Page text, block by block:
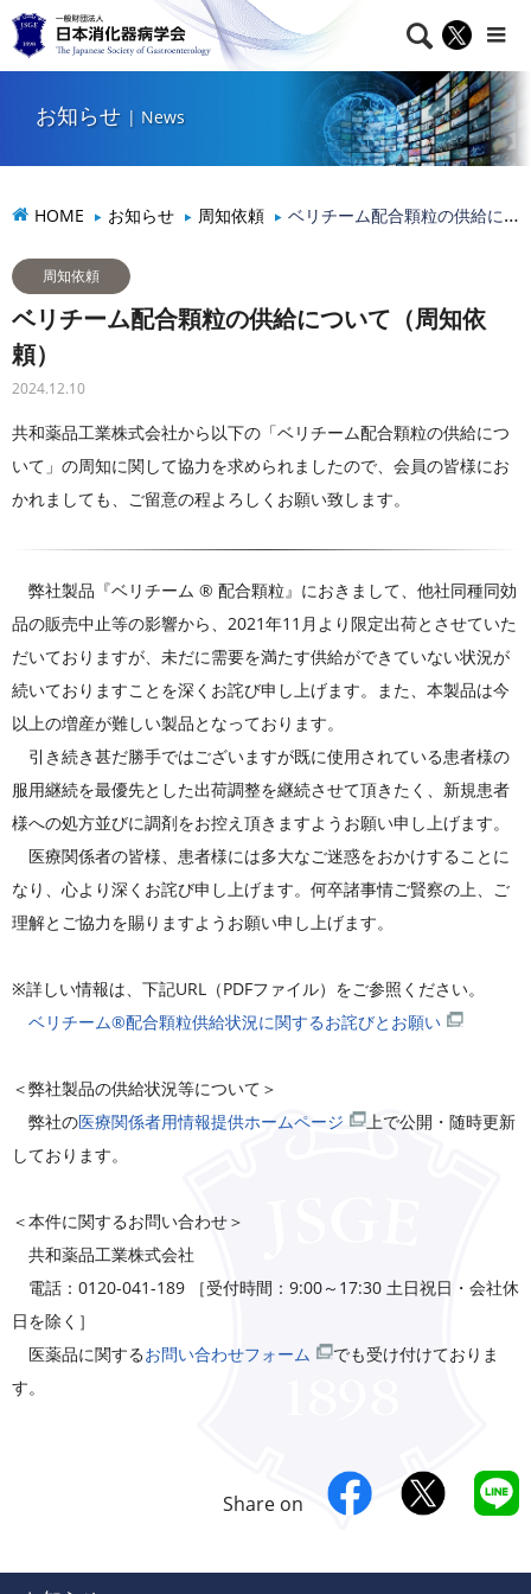

NEWS お知らせ
お知らせ | News
HOME お知らせ 周知依頼 ベリチーム配合顆粒の供給について（周知依頼）
周知依頼
ベリチーム配合顆粒の供給について（周知依
頼）
2024.12.10
共和薬品工業株式会社から以下の「ベリチーム配合顆粒の供給につ
いて」の周知に関して協力を求められましたので、会員の皆様にお
かれましても、ご留意の程よろしくお願い致します。
弊社製品『ベリチーム ® 配合顆粒』におきまして、他社同種同効
品の販売中止等の影響から、2021年11月より限定出荷とさせていた
だいておりますが、未だに需要を満たす供給ができていない状況が
続いておりますことを深くお詫び申し上げます。また、本製品は今
以上の増産が難しい製品となっております。
引き続き甚だ勝手ではございますが既に使用されている患者様の
服用継続を最優先とした出荷調整を継続させて頂きたく、新規患者
様への処方並びに調剤をお控え頂きますようお願い申し上げます。
医療関係者の皆様、患者様には多大なご迷惑をおかけすることに
なり、心より深くお詫び申し上げます。何卒諸事情ご賢察の上、ご
理解とご協力を賜りますようお願い申し上げます。
※詳しい情報は、下記URL（PDFファイル）をご参照ください。
ベリチーム®配合顆粒供給状況に関するお詫びとお願い
＜弊社製品の供給状況等について＞
弊社の医療関係者用情報提供ホームページ
上で公開・随時更新
しております。
＜本件に関するお問い合わせ＞
共和薬品工業株式会社
電話：0120-041-189 ［受付時間：9:00～17:30 土日祝日・会社休
日を除く］
医薬品に関するお問い合わせフォーム
でも受け付けておりま
す。
Share on